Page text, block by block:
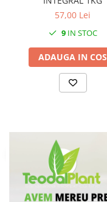
57,00 Lei
9IN STOC
ADAUGA IN COS